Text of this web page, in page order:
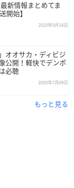
新情報まとめてま
開始】
2020年9月16日
オオサカ・ディビジ
公開！軽快でデンポ
必聴
2020年7月09日
もっと見る